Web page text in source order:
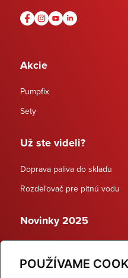
POUŽÍVAME
Akcie
Pumpfix
Sety
Už ste videli?
Doprava paliva do skladu
Rozdeľovač pre pitnú vodu
Novinky 2025
Dynamické termostatické